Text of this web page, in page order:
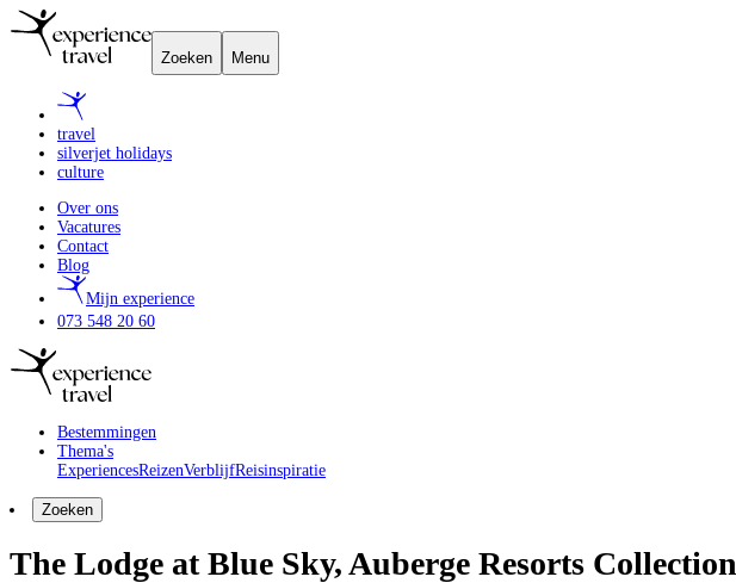
Zoeken Menu
travel
silverjet holidays
culture
Over ons
Vacatures
Contact
Blog
Mijn experience
073 548 20 60
Bestemmingen
Thema's
ExperiencesReizenVerblijfReisinspiratie
Zoeken
The Lodge at Blue Sky, Auberge Resorts Collection